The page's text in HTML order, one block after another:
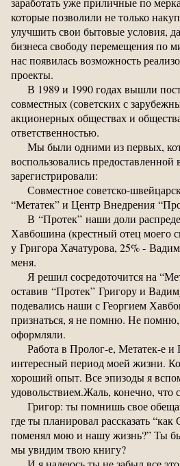
которые позволили не только
улучшить свои бытовые условия,
бизнеса свободу перемещения по
нас появилась возможность
проекты.
В 1989 и 1990 годах вышли
совместных (советских с
акционерных обществах и
ответственностью.
Мы были одними из первых,
воспользовались
зарегистрировали:
Совместное советско-
“Метатек” и Центр Внедрения
В “Протек” наши доли
Хавбошина (крестный отец моего
у Григора Хачатурова, 25% -
меня.
Я решил сосредоточится на
оставив “Протек” Григору и
подевались наши с Георгием
признаться, я не помню. Не
оформляли.
Работа в Пролог-е, Метатек-е и
интересный период моей жизни.
хороший опыт. Все эпизоды я
удовольствием.Жаль, конечно, что
Григор: ты помнишь свое
где ты планировал рассказать
поменял мою и нашу жизнь?” Ты
мы увидим твою книгу?